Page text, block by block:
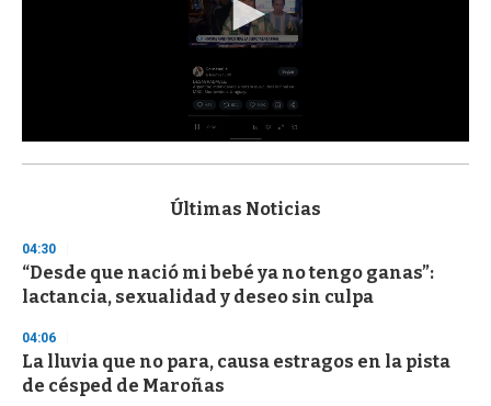
s
d
s
o
f
3
s
e
c
Últimas Noticias
04:30
“Desde que nació mi bebé ya no tengo ganas”:
lactancia, sexualidad y deseo sin culpa
04:06
La lluvia que no para, causa estragos en la pista
de césped de Maroñas